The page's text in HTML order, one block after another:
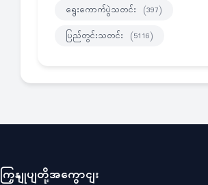
ရွေးကောက်ပွဲသတင်း (397)
ပြည်တွင်းသတင်း (5116)
ကြှနျုပျတို့အကွောငျး